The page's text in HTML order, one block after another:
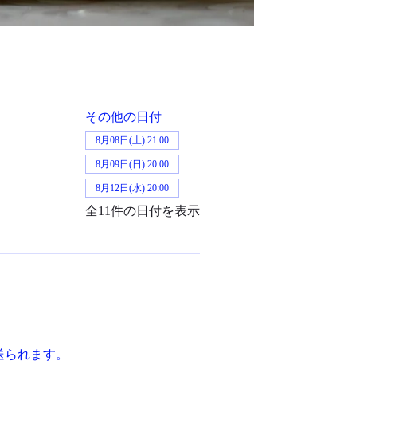
その他の日付
8月08日(土) 21:00
8月09日(日) 20:00
8月12日(水) 20:00
全11件の日付を表示
れます。